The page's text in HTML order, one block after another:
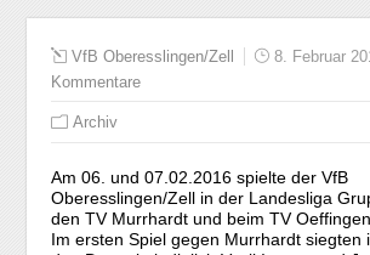
VfB Oberesslingen/Zell 8. Februar
Kommentare
Archiv
Am 06. und 07.02.2016 spielte der VfB
Oberesslingen/Zell in der Landesliga
den TV Murrhardt und beim TV Oeffingen.
Im ersten Spiel gegen Murrhardt siegten